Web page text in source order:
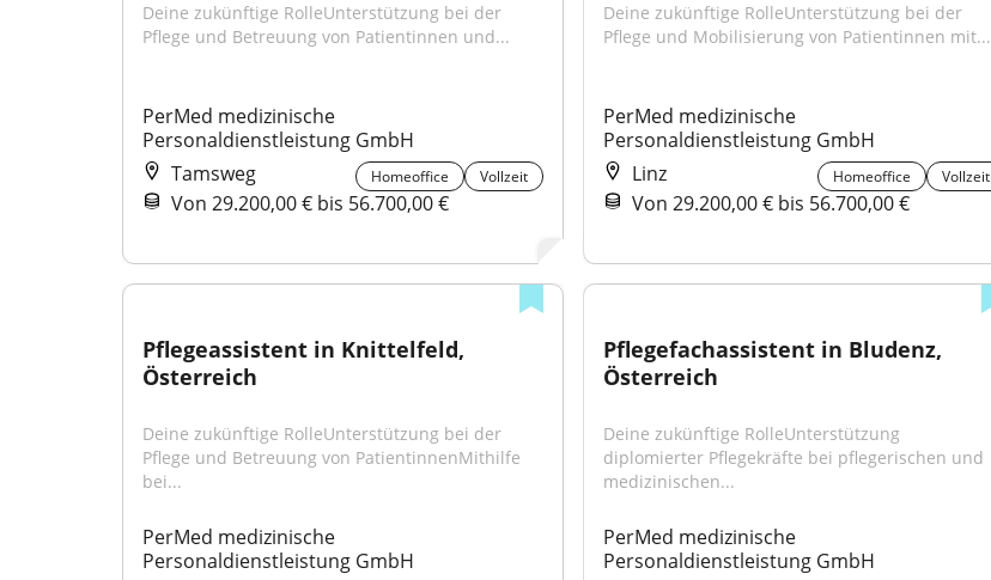
Deine zukünftige RolleUnterstützung bei der
Pflege und Betreuung von Patientinnen und...
PerMed medizinische
Personaldienstleistung GmbH
Tamsweg
Homeoffice Vollzeit
Von 29.200,00 € bis 56.700,00 €
Deine zukünftige RolleUnterstützung bei der
Pflege und Mobilisierung von Patientinnen mit...
PerMed medizinische
Personaldienstleistung GmbH
Linz
Homeoffice Vollzeit
Von 29.200,00 € bis 56.700,00 €
Pflegeassistent in Knittelfeld,
Österreich
Deine zukünftige RolleUnterstützung bei der
Pflege und Betreuung von PatientinnenMithilfe
bei...
PerMed medizinische
Personaldienstleistung GmbH
Pflegefachassistent in Bludenz,
Österreich
Deine zukünftige RolleUnterstützung
diplomierter Pflegekräfte bei pflegerischen und
medizinischen...
PerMed medizinische
Personaldienstleistung GmbH